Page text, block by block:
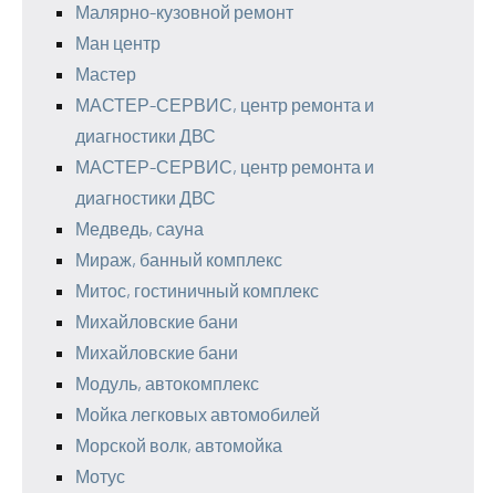
Малярно-кузовной ремонт
Ман центр
Мастер
МАСТЕР-СЕРВИС, центр ремонта и
диагностики ДВС
МАСТЕР-СЕРВИС, центр ремонта и
диагностики ДВС
Медведь, сауна
Мираж, банный комплекс
Митос, гостиничный комплекс
Михайловские бани
Михайловские бани
Модуль, автокомплекс
Мойка легковых автомобилей
Морской волк, автомойка
Мотус